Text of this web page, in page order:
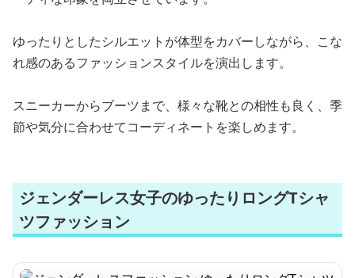
ゆったりとしたシルエットが体型をカバーしながら、こな
れ感のあるファッションスタイルを演出します。
スニーカーからブーツまで、様々な靴との相性も良く、季
節や気分に合わせてコーディネートを楽しめます。
ジェンダーレス女子のゆったりロングTシャ
ツファッション